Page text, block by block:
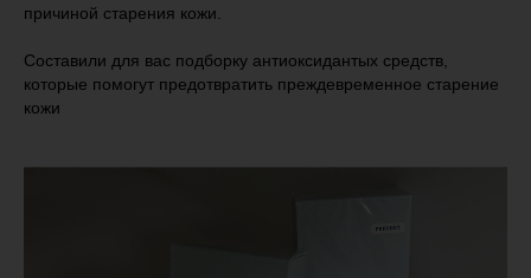
причиной старения кожи.
Составили для вас подборку антиоксидантых средств,
которые помогут предотвратить преждевременное старение
кожи